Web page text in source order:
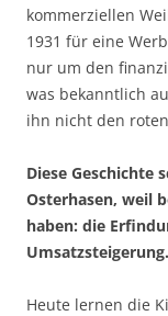
kommerziellen
1931 für eine
nur um den
was bekanntlich
ihn nicht den
Diese Geschichte
Osterhasen, weil
haben: die
Umsatzsteigerung.
Heute lernen die